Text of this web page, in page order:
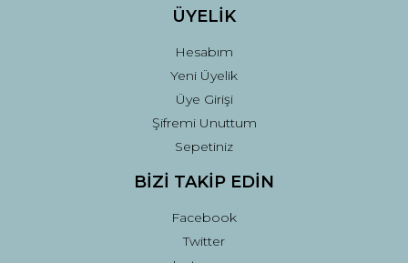
ÜYELİK
Hesabım
Yeni Üyelik
Üye Girişi
Şifremi Unuttum
Sepetiniz
BİZİ TAKİP EDİN
Facebook
Twitter